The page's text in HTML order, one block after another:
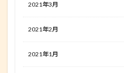
2021年3月
2021年2月
2021年1月